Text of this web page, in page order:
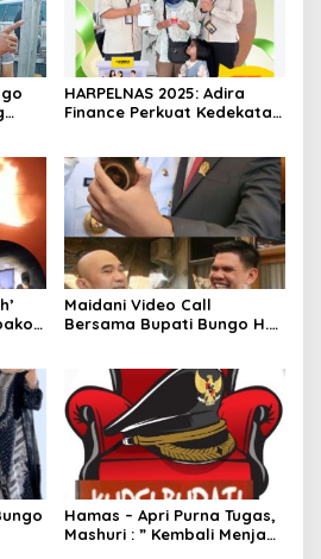
HARPELNAS 2025: Adira
Finance Perkuat Kedekatan
Maidani Video Call
Bersama Bupati Bungo H.
Berlangsung
Hamas – Apri Purna Tugas,
Mashuri : ” Kembali Menjadi